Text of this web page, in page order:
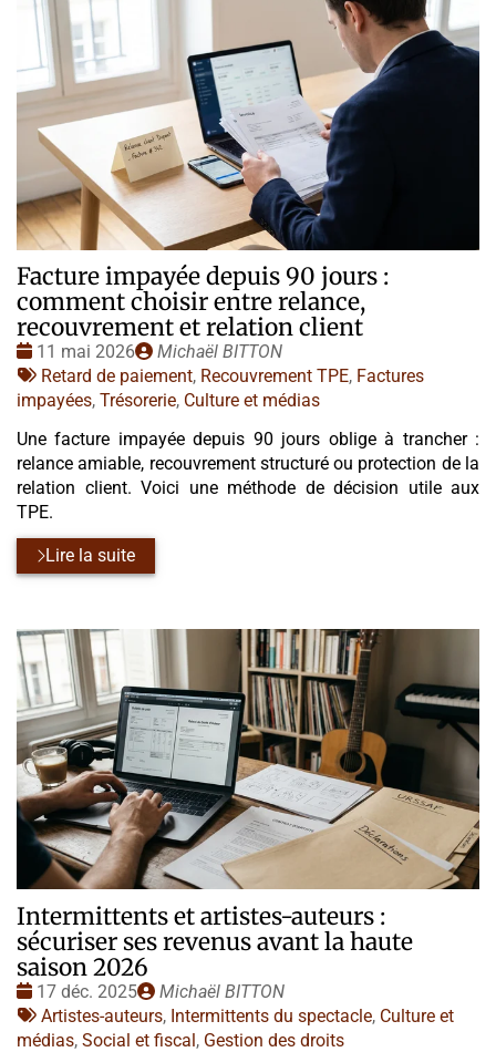
Facture impayée depuis 90 jours :
comment choisir entre relance,
recouvrement et relation client
Date
:
11 mai 2026
Publié
par
Michaël BITTON
Tags
:
Retard de paiement, Recouvrement TPE, Factures
impayées, Trésorerie, Culture et médias
Une facture impayée depuis 90 jours oblige à trancher :
relance amiable, recouvrement structuré ou protection de la
relation client. Voici une méthode de décision utile aux
TPE.
Lire la suite
Intermittents et artistes-auteurs :
sécuriser ses revenus avant la haute
saison 2026
Date
:
17 déc. 2025
Publié
par
Michaël BITTON
Tags
:
Artistes-auteurs, Intermittents du spectacle, Culture et
médias, Social et fiscal, Gestion des droits